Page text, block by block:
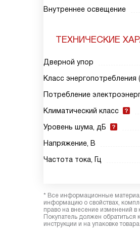
Внутреннее освещение
ТЕХНИЧЕСКИЕ
Дверной упор
Класс энергопотребления
Потребление
Климатический класс
Уровень шума, дБ
Напряжение, В
Частота тока, Гц
* Все информационные
информацию о свойствах,
право на внесение изменений
Покупатель должен обратиться
инструкции и на упаковке